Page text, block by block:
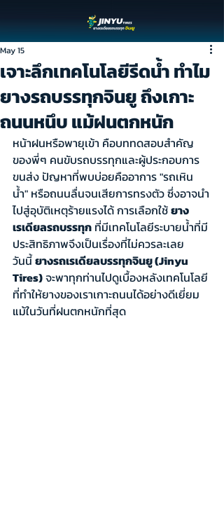
เจาะลึกเทคโนโลยีรีดน้ำ ทำไม
ยางรถบรรทุกจินยู ถึงเกาะ
ถนนหนึบ แม้ฝนตกหนัก
May 15
หน้าฝนหรือพายุเข้า คือบททดสอบสำคัญ
ของพี่ๆ คนขับรถบรรทุกและผู้ประกอบการ
ขนส่ง ปัญหาที่พบบ่อยคืออาการ "รถเหิน
น้ำ" หรือถนนลื่นจนเสียการทรงตัว ซึ่งอาจนำ
ไปสู่อุบัติเหตุร้ายแรงได้ การเลือกใช้ ยาง
เรเดียลรถบรรทุก ที่มีเทคโนโลยีระบายน้ำที่มี
ประสิทธิภาพจึงเป็นเรื่องที่ไม่ควรละเลย
วันนี้ ยางรถเรเดียลบรรทุกจินยู (Jinyu
Tires) จะพาทุกท่านไปดูเบื้องหลังเทคโนโลยี
ที่ทำให้ยางของเราเกาะถนนได้อย่างดีเยี่ยม
แม้ในวันที่ฝนตกหนักที่สุด